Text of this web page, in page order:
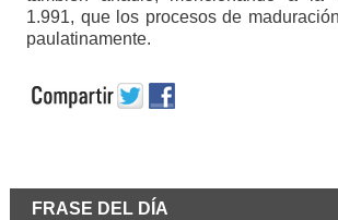
1.991, que los procesos de
paulatinamente.
FRASE DEL DÍA